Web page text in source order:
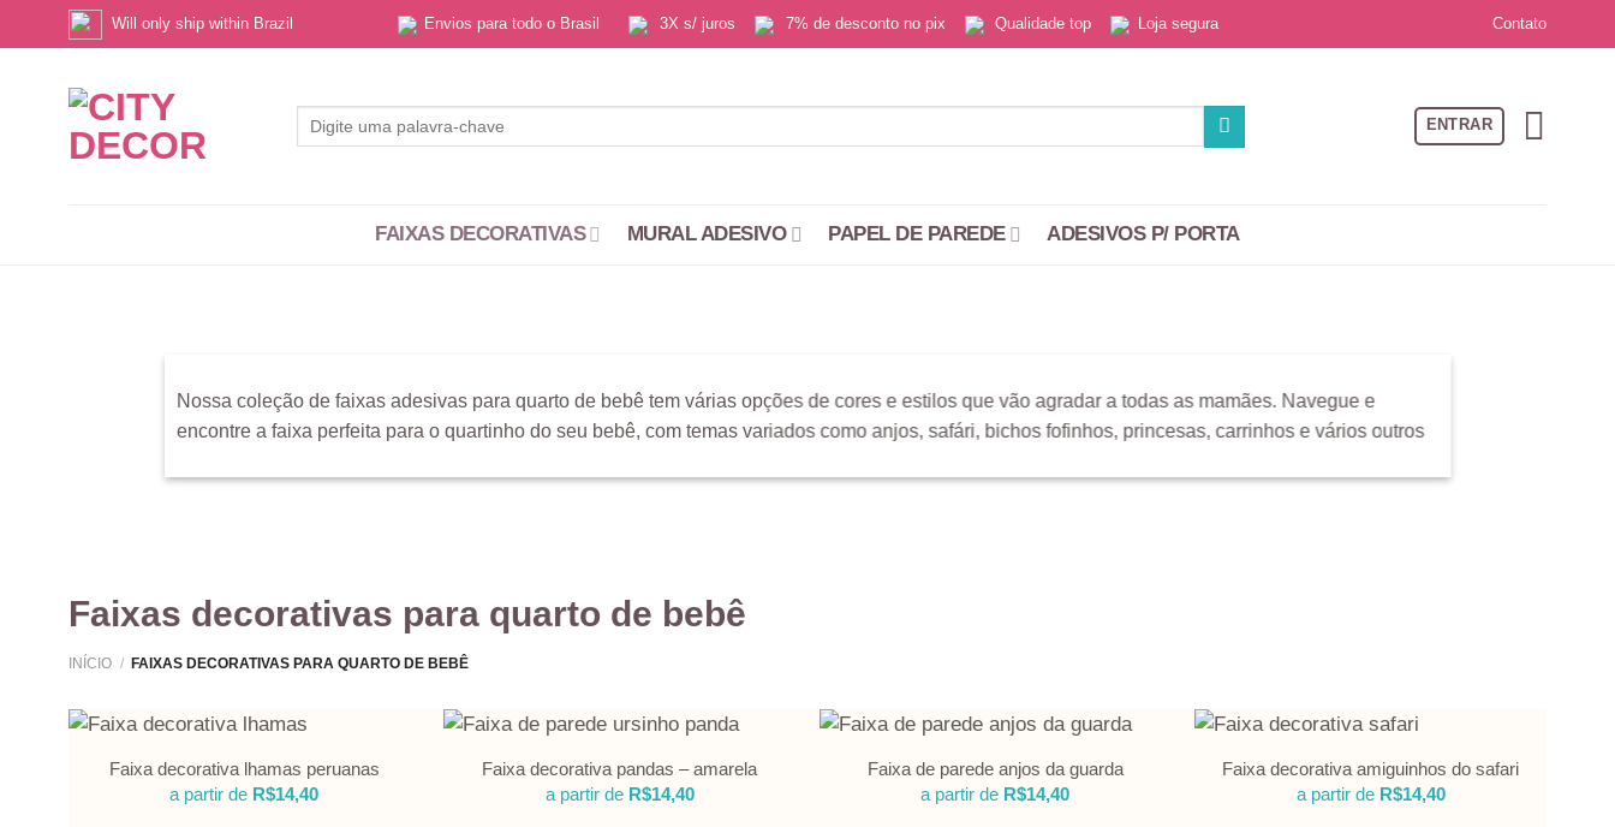
to
Will only ship within Brazil Envios para todo o Brasil 3X s/ juros 7% de desconto no pix Qualidade top Loja segura Contato
Pesquisar
ENTRAR
FAIXAS DECORATIVAS MURAL ADESIVO PAPEL DE PAREDE ADESIVOS P/ PORTA
Nossa coleção de faixas adesivas para quarto de bebê tem várias opções de cores e estilos que vão agradar a todas as mamães. Navegue e
encontre a faixa perfeita para o quartinho do seu bebê, com temas variados como anjos, safári, bichos fofinhos, princesas, carrinhos e vários outros
Faixas decorativas para quarto de bebê
INÍCIO / FAIXAS DECORATIVAS PARA QUARTO DE BEBÊ
Faixa decorativa lhamas peruanas
a partir de R$14,40
Faixa decorativa pandas – amarela
a partir de R$14,40
Faixa de parede anjos da guarda
a partir de R$14,40
Faixa decorativa amiguinhos do safari
a partir de R$14,40